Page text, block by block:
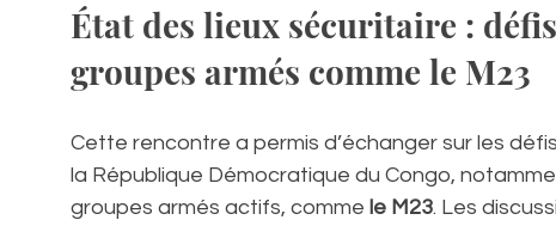
État des lieux sécuritaire :
groupes armés comme le M23
Cette rencontre a permis d’échanger sur les
la République Démocratique du Congo,
groupes armés actifs, comme le M23. Les